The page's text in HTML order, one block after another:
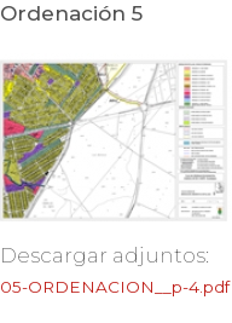
Ordenación 5
Descargar adjuntos:
05-ORDENACION__p-4.pdf